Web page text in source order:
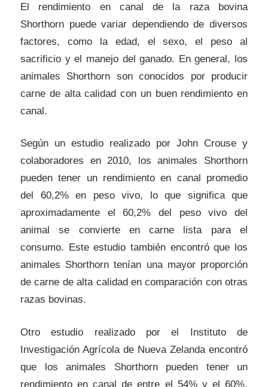
El rendimiento en canal de la raza bovina
Shorthorn puede variar dependiendo de diversos
factores, como la edad, el sexo, el peso al
sacrificio y el manejo del ganado. En general, los
animales Shorthorn son conocidos por producir
carne de alta calidad con un buen rendimiento en
canal.
Según un estudio realizado por John Crouse y
colaboradores en 2010, los animales Shorthorn
pueden tener un rendimiento en canal promedio
del 60,2% en peso vivo, lo que significa que
aproximadamente el 60,2% del peso vivo del
animal se convierte en carne lista para el
consumo. Este estudio también encontró que los
animales Shorthorn tenían una mayor proporción
de carne de alta calidad en comparación con otras
razas bovinas.
Otro estudio realizado por el Instituto de
Investigación Agrícola de Nueva Zelanda encontró
que los animales Shorthorn pueden tener un
rendimiento en canal de entre el 54% y el 60%,